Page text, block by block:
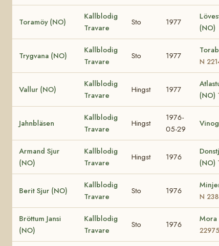
Toramöy (NO)
Kallblodig
Travare
Sto 1977
(NO)
Trygvana (NO)
Kallblodig
Travare
Sto 1977
N
Vallur (NO)
Kallblodig
Travare
Hingst 1977
(NO)
Jahnbläsen
Kallblodig
Travare
Hingst
1976-
05-29
Armand Sjur
(NO)
Kallblodig
Travare
Hingst 1976
(NO)
Berit Sjur (NO)
Kallblodig
Travare
Sto 1976
N
Bröttum Jansi
(NO)
Kallblodig
Travare
Sto 1976
22975